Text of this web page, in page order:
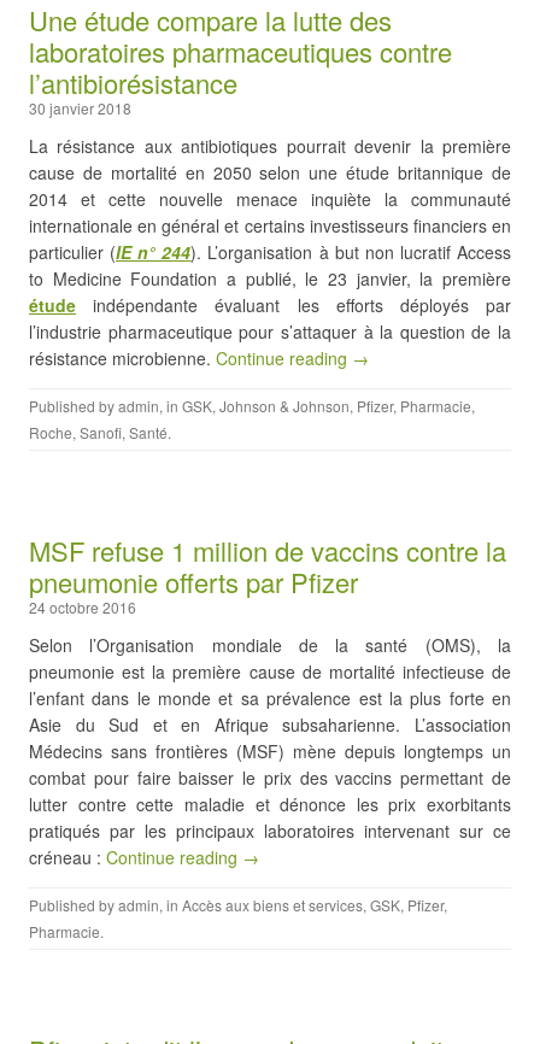
Une étude compare la lutte des
laboratoires pharmaceutiques contre
l’antibiorésistance
30 janvier 2018
La résistance aux antibiotiques pourrait devenir la première
cause de mortalité en 2050 selon une étude britannique de
2014 et cette nouvelle menace inquiète la communauté
internationale en général et certains investisseurs financiers en
particulier (IEn° 244). L’organisation à but non lucratif Access
to Medicine Foundation a publié, le 23 janvier, la première
étude indépendante évaluant les efforts déployés par
l’industrie pharmaceutique pour s’attaquer à la question de la
résistance microbienne. Continue reading →
Published byadmin, in GSK, Johnson & Johnson, Pfizer, Pharmacie,
Roche, Sanofi, Santé.
MSF refuse 1 million de vaccins contre la
pneumonie offerts par Pfizer
24 octobre 2016
Selon l’Organisation mondiale de la santé (OMS), la
pneumonie est la première cause de mortalité infectieuse de
l’enfant dans le monde et sa prévalence est la plus forte en
Asie du Sud et en Afrique subsaharienne. L’association
Médecins sans frontières (MSF) mène depuis longtemps un
combat pour faire baisser le prix des vaccins permettant de
lutter contre cette maladie et dénonce les prix exorbitants
pratiqués par les principaux laboratoires intervenant sur ce
créneau : Continue reading →
Published byadmin, in Accès aux biens et services, GSK, Pfizer,
Pharmacie.